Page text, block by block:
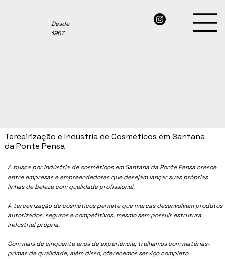
Desde
1967
A busca por indústria de cosméticos em Santana da Ponte Pensa cresce
entre empresas e empreendedores que desejam lançar suas próprias
linhas de beleza com qualidade profissional.
A terceirização de cosméticos permite que marcas desenvolvam produtos
autorizados, seguros e competitivos, mesmo sem possuir estrutura
industrial própria.
Com mais de cinquenta anos de experiência, tralhamos com matérias-
primas de qualidade, além disso, oferecemos serviço completo.
Terceirização e Indústria de Cosméticos em Santana
da Ponte Pensa